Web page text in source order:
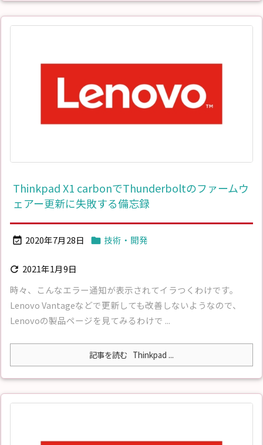
Thinkpad X1 carbonでThunderboltのファームウ
ェアー更新に失敗する備忘録
 2020年7月28日  技術・開発
 2021年1月9日
時々、こんなエラー通知が表示されてイラつくわけです。
Lenovo Vantageなどで更新しても改善しないようなので、
Lenovoの製品ページを見てみるわけで ...
記事を読む Thinkpad ...